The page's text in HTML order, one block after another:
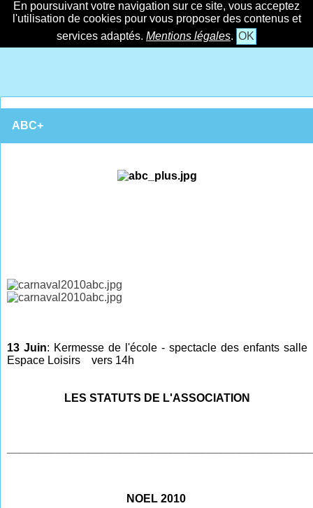
En poursuivant votre navigation sur ce site, vous acceptez
l'utilisation de cookies pour vous proposer des contenus et
services adaptés. Mentions légales. OK
ABC+
13 Juin: Kermesse de l'école - spectacle des enfants salle
Espace Loisirs vers 14h
LES STATUTS DE L'ASSOCIATION
NOEL 2010